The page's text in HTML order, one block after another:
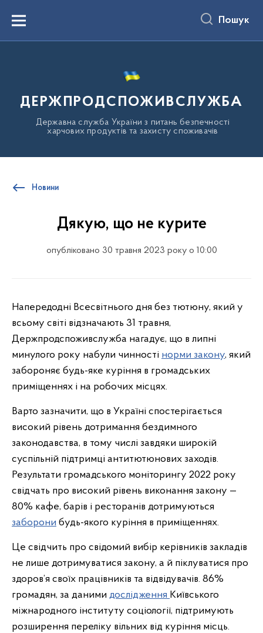
вмістуMenu Пошук
ДЕРЖПРОДСПОЖИВСЛУЖБА
Державна служба України з питань безпечності
харчових продуктів та захисту споживачів
Новини
Дякую, що не курите
опубліковано 30 травня 2023 року о 10:00
Напередодні Всесвітнього дня без тютюну, який у
всьому світі відзначають 31 травня,
Держпродспоживслужба нагадує, що в липні
минулого року набули чинності норми закону, який
забороняє будь-яке куріння в громадських
приміщеннях і на робочих місцях.
Варто зазначити, що в Україні спостерігається
високий рівень дотримання бездимного
законодавства, в тому числі завдяки широкій
суспільній підтримці антитютюнових заходів.
Результати громадського моніторингу 2022 року
свідчать про високий рівень виконання закону —
80% кафе, барів і ресторанів дотримуються
заборони будь-якого куріння в приміщеннях.
Це свідчить про свідомий вибір керівників закладів
не лише дотримуватися закону, а й піклуватися про
здоров’я своїх працівників та відвідувачів. 86%
громадян, за даними дослідження Київського
міжнародного інституту соціології, підтримують
розширення переліку вільних від куріння місць.